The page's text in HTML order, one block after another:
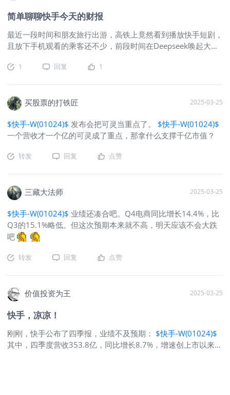
频生成领域的基座大模型在2024年全年都为快手产生了实质的
素材日均消耗超过3000万元，环比增长50%，展现出了非常强
劲的增长能量。 3，在这个由AI点燃的港股涨势中，快手这个在
AI货币化上全面开花的公司，今年1月13日低点至3月25日收盘
涨幅不足50%，具备后续估值修复的空间。另外，在年报公布之
市值2444亿港元计算，经调整PE只有不到13倍，在“AI+营销”概
念相关标的处于低估状态。 在国内科技大厂公布的财报中，很
少见到像快手这样，生成式AI对业绩贡献如此突出的企业，能大
大方方地把AI这个词写到收入增长的解释中，而不是只在业务进
展这一部分里扭扭捏捏地讲。简单说，在别人还在说AI的未来多
好多好的时候，快手已经把利好兑现在业绩里了。 2024年全
同期的50.6%扩大至2024Q4的54.6%；盈利能力方面，全年经
调整净利润达到177.2亿元，同比大幅增长72.5%，经调整净利
润率则扩大了近
简单聊聊快手今天的财报
最近一段时间和朋友旅行出游，高铁上竟然看到播放快手短剧，
且放下手机观看的乘客还不少，前段时间在Deepseek唤起大家
也和朋友聊到快手这只股票，觉得当前快手被低估了，值得被看
能，已经进入到业务的核心能力中，并且直接助力商业变现的环
节； 正视+重视快手作为科技公司的AI能力，应该成为此后看待
这家公司的重要视角。 看看今年值得关注的几件事： 1、快手
Q4线上营销服务单季首次突破200亿元大关 广告营销是快手的
元，AI大模型的引入提高了客户的营销效果，带来投放预算的提
证明客户越来越喜欢这种全自动的AI投放方式。 2、可灵作为新
产品，在视频大模型领域放眼全球，也是领先水平（这个大家可
以多和专业的视频从业者了解和认证），商业化的表现还是非常
积极，除了C端用户订阅，可灵AI也面向B端商家提供API接入等
马逊云科技、Freepik、蓝色光标等在内的数千家国内外企业客
频、直播及评论等生态内容，并深度把握用户兴趣。通过为内容
快手的用户时长和活跃度有效提升，快手线上营销服务的推荐转
化效果也持续优化。 其他成绩： 1、 净利润：连续7个季度盈
利，连续2年实现规
1 回复 1
买股票的打铁匠 2025-03-25
$快手-W(01024)$ 发布会把可灵当重点了。 $快手-W(01024)$
一个营收才一个亿的可灵成了重点，那拿什么支撑千亿市值？
转发 回复 点赞
三藏大法师 2025-03-25
$快手-W(01024)$ 业绩还凑合吧。Q4电商同比增长14.4%，比
Q3的15.1%略低。但这次预期本来就不高，明天应该不会大跌
吧
转发 回复 点赞
价值投资为王 2025-03-25
快手，凉凉！
刚刚，快手公布了四季报，业绩不及预期： $快手-W(01024)$
其中，四季度营收353.8亿，同比增长8.7%，增速创上市以来新